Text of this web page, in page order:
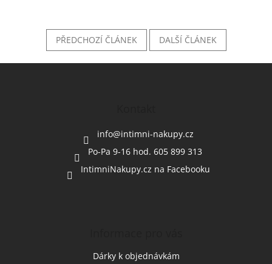
PŘEDCHOZÍ ČLÁNEK DALŠÍ ČLÁNEK
info@intimni-nakupy.cz
Po-Pa 9-16 hod. 605 899 313
IntimniNakupy.cz na Facebooku
Dárky k objednávkám